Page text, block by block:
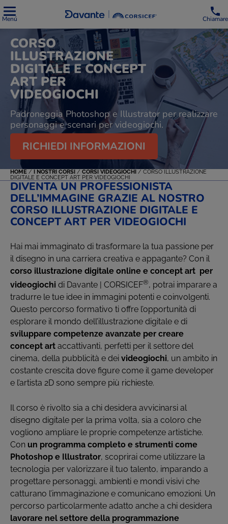
Menú Chiamare
CORSO
ILLUSTRAZIONE
DIGITALE E CONCEPT
ART PER
VIDEOGIOCHI
Padroneggia Photoshop e Illustrator per realizzare
personaggi e scenari per videogiochi.
RICHIEDI INFORMAZIONI
HOME / I NOSTRI CORSI / CORSI VIDEOGIOCHI / CORSO ILLUSTRAZIONE
DIGITALE E CONCEPT ART PER VIDEOGIOCHI
DIVENTA UN PROFESSIONISTA
DELL’IMMAGINE GRAZIE AL NOSTRO
CORSO ILLUSTRAZIONE DIGITALE E
CONCEPT ART PER VIDEOGIOCHI
Hai mai immaginato di trasformare la tua passione per
il disegno in una carriera creativa e appagante? Con il
corso illustrazione digitale online e concept art per
videogiochi di Davante | CORSICEF®, potrai imparare a
tradurre le tue idee in immagini potenti e coinvolgenti.
Questo percorso formativo ti offre l’opportunità di
esplorare il mondo dell’illustrazione digitale e di
sviluppare competenze avanzate per creare
concept art accattivanti, perfetti per il settore del
cinema, della pubblicità e dei videogiochi, un ambito in
costante crescita dove figure come il game developer
e l’artista 2D sono sempre più richieste.
Il corso è rivolto sia a chi desidera avvicinarsi al
disegno digitale per la prima volta, sia a coloro che
vogliono ampliare le proprie competenze artistiche.
Con un programma completo e strumenti come
Photoshop e Illustrator, scoprirai come utilizzare la
tecnologia per valorizzare il tuo talento, imparando a
progettare personaggi, ambienti e mondi visivi che
catturano l’immaginazione e comunicano emozioni. Un
percorso particolarmente adatto anche a chi desidera
lavorare nel settore della programmazione